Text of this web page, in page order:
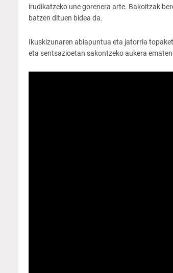
irudikatzeko une gorenera arte. Bakoitzak
batzen dituen bidea da.
Ikuskizunaren abiapuntua eta jatorria
eta sentsazioetan sakontzeko aukera